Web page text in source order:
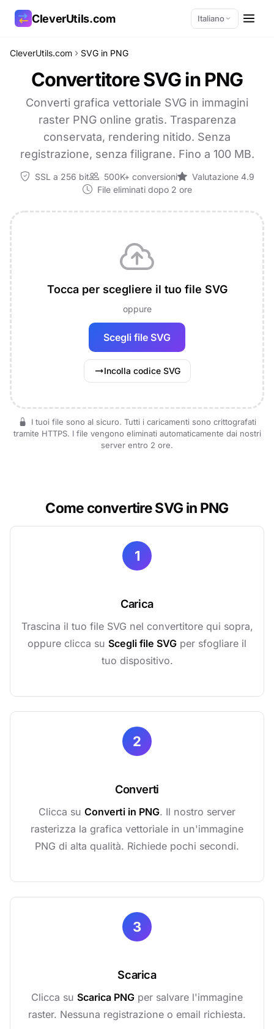
CleverUtils.com Italiano
CleverUtils.com SVG in PNG
Convertitore SVG in PNG
Converti grafica vettoriale SVG in immagini
raster PNG online gratis. Trasparenza
conservata, rendering nitido. Senza
registrazione, senza filigrane. Fino a 100 MB.
SSL a 256 bit 500K+ conversioni
Valutazione 4.9
File eliminati dopo 2 ore
Tocca per scegliere il tuo file SVG
oppure
Scegli file SVG
Incolla codice SVG
I tuoi file sono al sicuro. Tutti i caricamenti sono crittografati
tramite HTTPS. I file vengono eliminati automaticamente dai nostri
server entro 2 ore.
Come convertire SVG in PNG
1
Carica
Trascina il tuo file SVG nel convertitore qui sopra,
oppure clicca su Scegli file SVG per sfogliare il
tuo dispositivo.
2
Converti
Clicca su Converti in PNG. Il nostro server
rasterizza la grafica vettoriale in un'immagine
PNG di alta qualità. Richiede pochi secondi.
3
Scarica
Clicca su Scarica PNG per salvare l'immagine
raster. Nessuna registrazione o email richiesta.
Copia link